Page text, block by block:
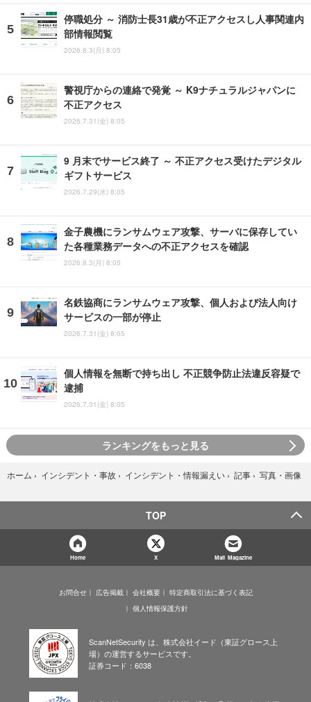
停職処分 ～ 消防士長31歳が不正アクセスし人事関連内
部情報閲覧
2026.8.3(月) 8:05
警視庁からの連絡で発覚 ～ K9ナチュラルジャパンに
不正アクセス
2026.7.31(金) 8:05
9 月末でサービス終了 ～ 不正アクセス受けたデジタル
ギフトサービス
2026.7.29(水) 8:05
金子農機にランサムウェア攻撃、サーバに保存してい
た各種業務データへの不正アクセスを確認
2026.8.3(月) 8:05
名鉄協商にランサムウェア攻撃、個人および法人向け
サービスの一部が停止
2026.7.31(金) 8:05
個人情報を無断で持ち出し 不正競争防止法違反容疑で
逮捕
2026.7.31(金) 8:05
ランキングをもっと見る
ホーム › インシデント・事故 › インシデント・情報漏えい › 記事 › 写真・画像
TOP
Home X Mail Magazine
お問合せ 広告掲載 会社概要
特定商取引法に基づく表記
個人情報保護方針
ScanNetSecurity は、株式会社イード（東証グロース上
場）の運営するサービスです。
証券コード：6038